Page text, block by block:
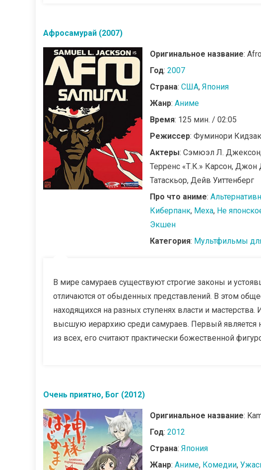
Афросамурай (2007)
Оригинальное название:
Год: 2007
Страна: США, Япония
Жанр: Аниме
Время: 125 мин. / 02:05
Режиссер: Фуминори
Актеры: Сэмюэл Л.
Терренс «Т.К.» Карсон,
Татаскьор, Дейв Уиттенберг
Про что аниме:
Киберпанк, Меха, Не
Экшен
Категория: Мультфильмы
В мире самураев существуют строгие законы и
отличаются от обыденных представлений. В этом
находящихся на разных ступенях власти и
высшую иерархию среди самураев. Первый
из всех, его считают практически божественной
Очень приятно, Бог (2012)
Оригинальное название:
Год: 2012
Страна: Япония
Жанр: Аниме, Комедии,